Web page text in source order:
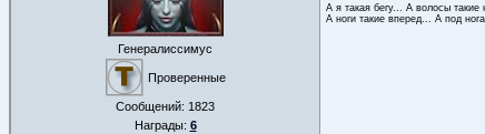
Генералиссимус
Проверенные
Сообщений: 1823
Награды: 6
А я такая бегу... А волосы такие
А ноги такие вперед... А под